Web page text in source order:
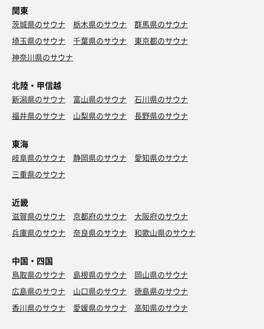
関東
茨城県のサウナ 栃木県のサウナ
群馬県のサウナ
埼玉県のサウナ
千葉県のサウナ
東京都のサウナ
神奈川県のサウナ
北陸・甲信越
新潟県のサウナ 富山県のサウナ
石川県のサウナ
福井県のサウナ
山梨県のサウナ 長野県のサウナ
東海
岐阜県のサウナ 静岡県のサウナ
愛知県のサウナ
三重県のサウナ
近畿
滋賀県のサウナ 京都府のサウナ
大阪府のサウナ
兵庫県のサウナ
奈良県のサウナ 和歌山県のサウナ
中国・四国
鳥取県のサウナ 島根県のサウナ
岡山県のサウナ
広島県のサウナ
山口県のサウナ
徳島県のサウナ
香川県のサウナ
愛媛県のサウナ 高知県のサウナ